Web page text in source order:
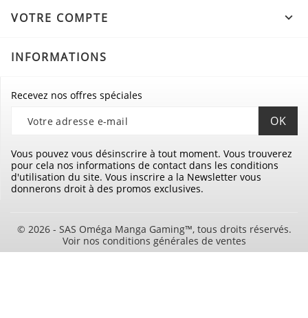
VOTRE COMPTE 
INFORMATIONS
Recevez nos offres spéciales
Vous pouvez vous désinscrire à tout moment. Vous trouverez
pour cela nos informations de contact dans les conditions
d'utilisation du site. Vous inscrire a la Newsletter vous
donnerons droit à des promos exclusives.
© 2026 - SAS Oméga Manga Gaming™, tous droits réservés.
Voir nos conditions générales de ventes